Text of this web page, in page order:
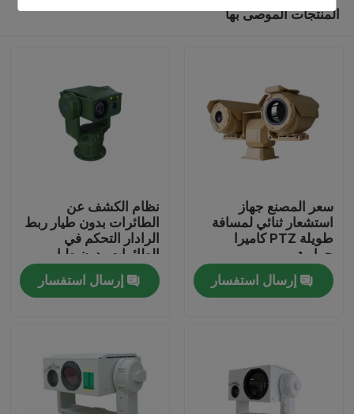
المنتجات الموصى بها
سعر المصنع جهاز
استشعار ثنائي لمسافة
طويلة PTZ كاميرا
حرارية
إرسال استفسار
نظام الكشف عن
الطائرات بدون طيار ربط
الرادار التحكم في
الطائرات بدون طيار
إرسال استفسار